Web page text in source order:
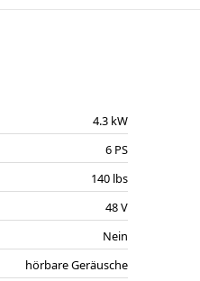
4.3 kW
6 PS
140 lbs
48 V
Nein
hörbare Geräusche